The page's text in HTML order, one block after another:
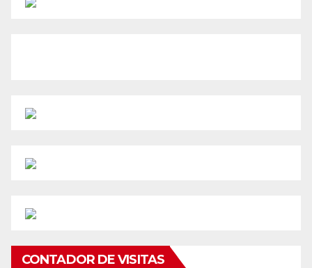
CONTADOR DE VISITAS